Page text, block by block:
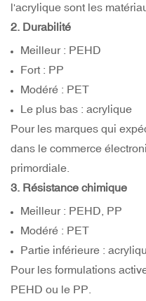
l'acrylique sont les
2. Durabilité
Meilleur : PEHD
Fort : PP
Modéré : PET
Le plus bas : acrylique
Pour les marques qui
dans le commerce
primordiale.
3. Résistance chimique
Meilleur : PEHD, PP
Modéré : PET
Partie inférieure :
Pour les formulations
PEHD ou le PP.